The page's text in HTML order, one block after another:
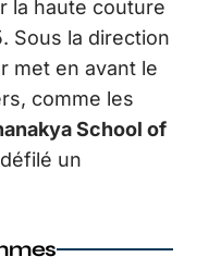
la haute couture
Sous la direction
met en avant le
comme les
School of
un